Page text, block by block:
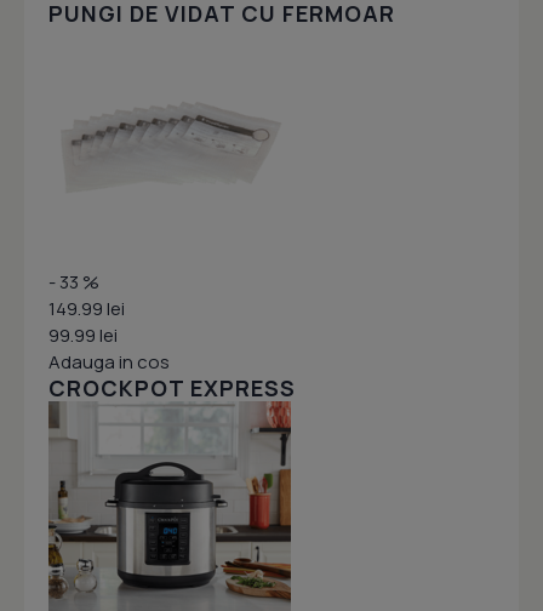
PUNGI DE VIDAT CU FERMOAR
- 33 %
149.99 lei
99.99 lei
Adauga in cos
CROCKPOT EXPRESS